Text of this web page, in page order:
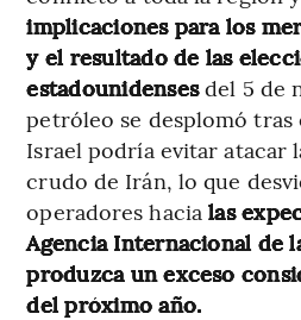
implicaciones para los
y el resultado de las
estadounidensesdel 5 de
petróleo se desplomó
Israel podría evitar atacar
crudo de Irán, lo que
operadores hacialas
Agencia Internacional de
produzca un exceso
del próximo año.